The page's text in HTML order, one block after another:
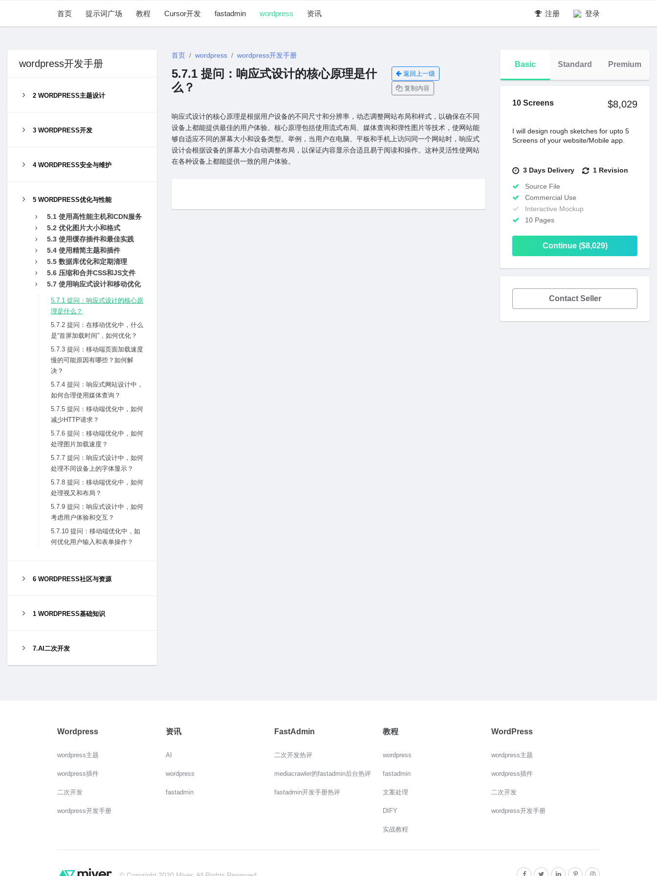
首页 提示词广场 教程 Cursor开发 fastadmin wordpress 资讯 注册 登录
wordpress开发手册
2 WORDPRESS主题设计
3 WORDPRESS开发
4 WORDPRESS安全与维护
5 WORDPRESS优化与性能
5.1 使⽤⾼性能主机和CDN服务
5.2 优化图⽚⼤⼩和格式
5.3 使⽤缓存插件和最佳实践
5.4 使⽤精简主题和插件
5.5 数据库优化和定期清理
5.6 压缩和合并CSS和JS⽂件
5.7 使⽤响应式设计和移动优化
5.7.1 提问：响应式设计的核⼼原
理是什么？
5.7.2 提问：在移动优化中，什么
是“⾸屏加载时间”，如何优化？
5.7.3 提问：移动端页⾯加载速度
慢的可能原因有哪些？如何解
决？
5.7.4 提问：响应式⽹站设计中，
如何合理使⽤媒体查询？
5.7.5 提问：移动端优化中，如何
减少HTTP请求？
5.7.6 提问：移动端优化中，如何
处理图⽚加载速度？
5.7.7 提问：响应式设计中，如何
处理不同设备上的字体显⽰？
5.7.8 提问：移动端优化中，如何
处理视⼜和布局？
5.7.9 提问：响应式设计中，如何
考虑⽤户体验和交互？
5.7.10 提问：移动端优化中，如
何优化⽤户输⼊和表单操作？
6 WORDPRESS社区与资源
1 WORDPRESS基础知识
7.AI二次开发
首页 wordpress wordpress开发手册
5.7.1 提问：响应式设计的核⼼原理是什
么？
返回上一级
复制内容
响应式设计的核⼼原理是根据⽤户设备的不同尺⼨和分辨率，动态调整⽹站布局和样式，以确保在不同
设备上都能提供最佳的⽤户体验。核⼼原理包括使⽤流式布局、媒体查询和弹性图⽚等技术，使⽹站能
够⾃适应不同的屏幕⼤⼩和设备类型。举例，当⽤户在电脑、平板和⼿机上访问同⼀个⽹站时，响应式
设计会根据设备的屏幕⼤⼩⾃动调整布局，以保证内容显⽰合适且易于阅读和操作。这种灵活性使⽹站
在各种设备上都能提供⼀致的⽤户体验。
Basic Standard Premium
10 Screens $8,029
I will design rough sketches for upto 5
Screens of your website/Mobile app.
3 Days Delivery 1 Revision
Source File
Commercial Use
Interactive Mockup
10 Pages
Continue ($8,029)
Contact Seller
Wordpress
wordpress主题
wordpress插件
二次开发
wordpress开发手册
资讯
AI
wordpress
fastadmin
FastAdmin
二次开发热评
mediacrawler的fastadmin后台热评
fastadmin开发手册热评
教程
wordpress
fastadmin
文案处理
DIFY
实战教程
WordPress
wordpress主题
wordpress插件
二次开发
wordpress开发手册